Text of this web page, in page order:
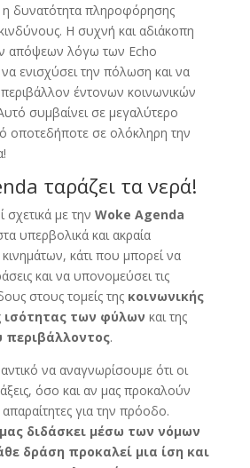
δυνατότητα πληροφόρησης
Η συχνή και αδιάκοπη
απόψεων λόγω των Echo
ενισχύσει την πόλωση και να
έντονων κοινωνικών
συμβαίνει σε μεγαλύτερο
οποτεδήποτε σε ολόκληρη την
ταράζει τα νερά!
σχετικά με την Woke Agenda
υπερβολικά και ακραία
κάτι που μπορεί να
και να υπονομεύσει τις
στους τομείς της κοινωνικής
ισότητας των φύλων και της
περιβάλλοντος.
να αναγνωρίσουμε ότι οι
όσο και αν μας προκαλούν
για την πρόοδο.
διδάσκει μέσω των νόμων
δράση προκαλεί μια ίση και